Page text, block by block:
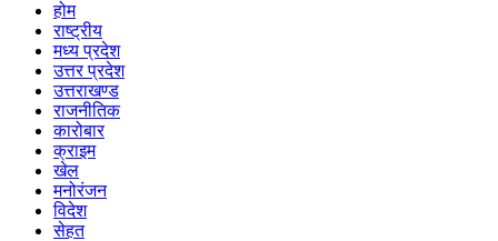
होम
राष्ट्रीय
मध्य प्रदेश
उत्तर प्रदेश
उत्तराखण्ड
राजनीतिक
कारोबार
क्राइम
खेल
मनोरंजन
विदेश
सेहत